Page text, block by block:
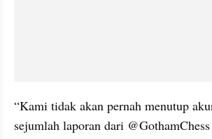
“Kami tidak akan pernah menutup
sejumlah laporan dari